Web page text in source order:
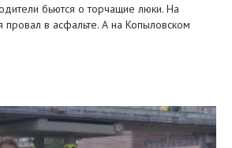
бьются о торчащие люки. На
провал в асфальте. А на Копыловском